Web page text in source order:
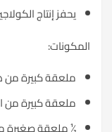
يحفز إنتاج
المكونات:
ملعقة كبيرة من
ملعقة كبيرة من